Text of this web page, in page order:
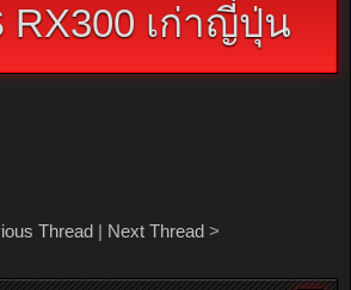
RX300 เก่าญี่ปุ่น
Thread| Next Thread>